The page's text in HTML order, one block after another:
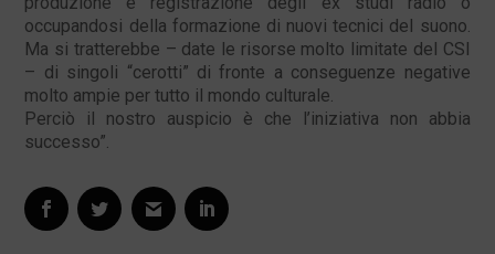
occupandosi della formazione di nuovi tecnici del suono.
Ma si tratterebbe – date le risorse molto limitate del CSI
– di singoli “cerotti” di fronte a conseguenze negative
molto ampie per tutto il mondo culturale.
Perciò il nostro auspicio è che l’iniziativa non abbia
successo”.